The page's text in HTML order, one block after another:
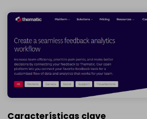
Características clave